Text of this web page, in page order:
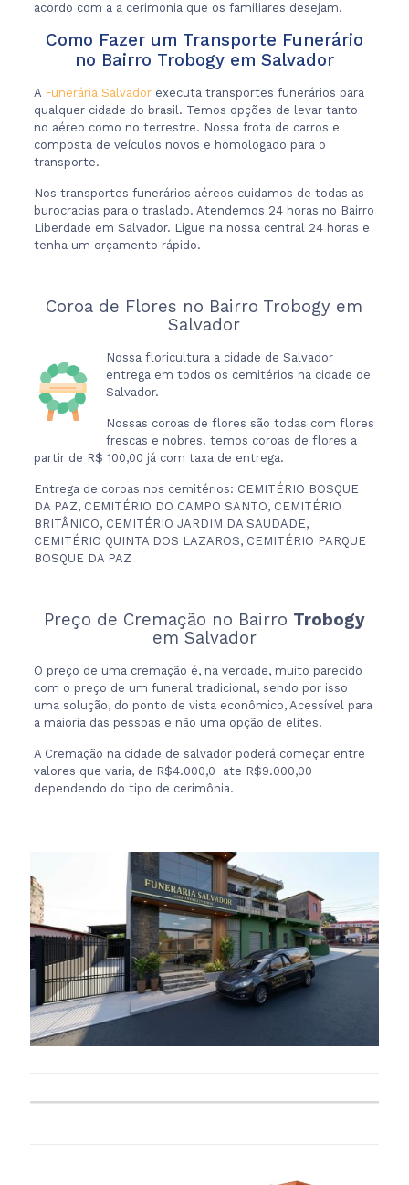
acordo com a a cerimonia que os familiares desejam.
Como Fazer um Transporte Funerário
no Bairro Trobogy em Salvador
A Funerária Salvadorexecuta transportes funerários para
qualquer cidade do brasil. Temos opções de levar tanto
no aéreo como no terrestre. Nossa frota de carros e
composta de veículos novos e homologado para o
transporte.
Nos transportes funerários aéreos cuidamos de todas as
burocracias para o traslado. Atendemos 24 horas no Bairro
Liberdade em Salvador. Ligue na nossa central 24 horas e
tenha um orçamento rápido.
Coroa de Flores no Bairro Trobogy em
Salvador
Nossa floricultura a cidade de Salvador
entrega em todos os cemitérios na cidade de
Salvador.
Nossas coroas de flores são todas com flores
frescas e nobres. temos coroas de flores a
partir de R$ 100,00 já com taxa de entrega.
Entrega de coroas nos cemitérios: CEMITÉRIO BOSQUE
DA PAZ, CEMITÉRIO DO CAMPO SANTO, CEMITÉRIO
BRITÂNICO, CEMITÉRIO JARDIM DA SAUDADE,
CEMITÉRIO QUINTA DOS LAZAROS, CEMITÉRIO PARQUE
BOSQUE DA PAZ
Preço de Cremação no Bairro Trobogy
em Salvador
O preço de uma cremação é, na verdade, muito parecido
com o preço de um funeral tradicional, sendo por isso
uma solução, do ponto de vista econômico, Acessível para
a maioria das pessoas e não uma opção de elites.
A Cremação na cidade de salvador poderá começar entre
valores que varia, de R$4.000,0 ate R$9.000,00
dependendo do tipo de cerimônia.